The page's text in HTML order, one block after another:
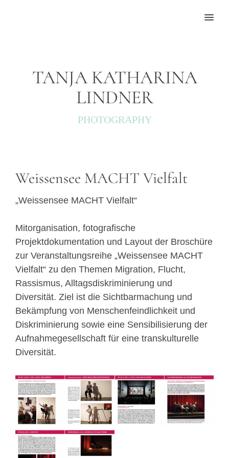
MENU
TANJA KATHARINA
LINDNER
PHOTOGRAPHY
Weissensee MACHT Vielfalt
„Weissensee MACHT Vielfalt“
Mitorganisation, fotografische
Projektdokumentation und Layout der Broschüre
zur Veranstaltungsreihe „Weissensee MACHT
Vielfalt“ zu den Themen Migration, Flucht,
Rassismus, Alltagsdiskriminierung und
Diversität. Ziel ist die Sichtbarmachung und
Bekämpfung von Menschenfeindlichkeit und
Diskriminierung sowie eine Sensibilisierung der
Aufnahmegesellschaft für eine transkulturelle
Diversität.